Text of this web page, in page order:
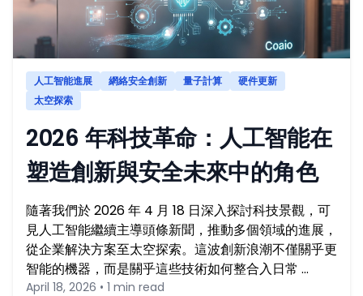
人工智能進展 網絡安全創新 量子計算
硬件更新
太空探索
2026 年科技革命：人工智能在
塑造創新與安全未來中的角色
隨著我們於 2026 年 4 月 18 日深入探討科技景觀，可
見人工智能繼續主導頭條新聞，推動多個領域的進展，
從企業解決方案至太空探索。這波創新浪潮不僅關乎更
智能的機器，而是關乎這些技術如何整合入日常 …
April 18, 2026 • 1 min read